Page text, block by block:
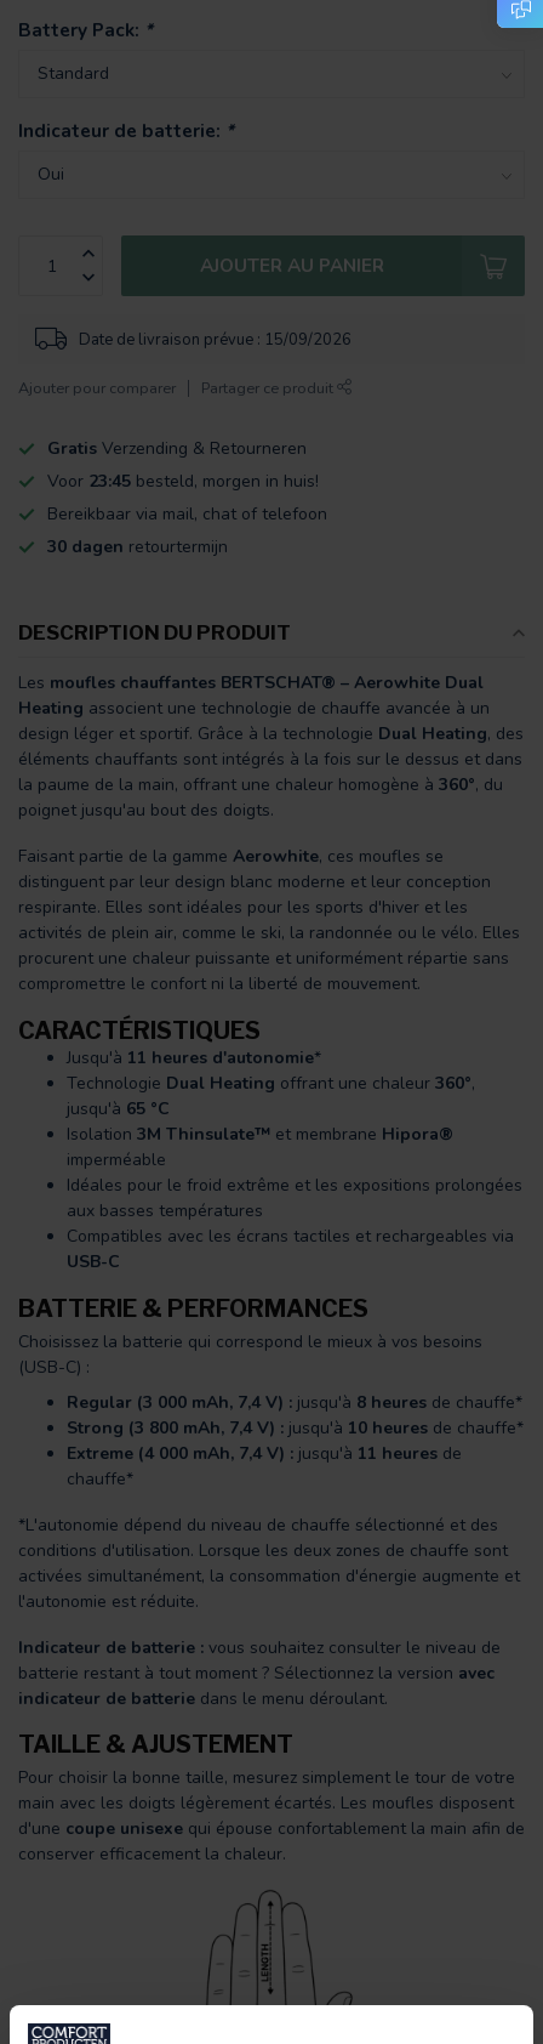
Battery Pack: *
Indicateur de batterie: *
AJOUTER AU PANIER
Date de livraison prévue : 15/09/2026
Ajouter pour comparer Partager ce produit
Gratis Verzending & Retourneren
Voor 23:45 besteld, morgen in huis!
Bereikbaar via mail, chat of telefoon
30 dagen retourtermijn
DESCRIPTION DU PRODUIT
Les moufles chauffantes BERTSCHAT® – Aerowhite Dual
Heating associent une technologie de chauffe avancée à un
design léger et sportif. Grâce à la technologie Dual Heating, des
éléments chauffants sont intégrés à la fois sur le dessus et dans
la paume de la main, offrant une chaleur homogène à 360°, du
poignet jusqu'au bout des doigts.
Faisant partie de la gamme Aerowhite, ces moufles se
distinguent par leur design blanc moderne et leur conception
respirante. Elles sont idéales pour les sports d'hiver et les
activités de plein air, comme le ski, la randonnée ou le vélo. Elles
procurent une chaleur puissante et uniformément répartie sans
compromettre le confort ni la liberté de mouvement.
CARACTÉRISTIQUES
Jusqu'à 11 heures d'autonomie*
Technologie Dual Heating offrant une chaleur 360°,
jusqu'à 65 °C
Isolation 3M Thinsulate™ et membrane Hipora®
imperméable
Idéales pour le froid extrême et les expositions prolongées
aux basses températures
Compatibles avec les écrans tactiles et rechargeables via
USB-C
BATTERIE & PERFORMANCES
Choisissez la batterie qui correspond le mieux à vos besoins
(USB-C) :
Regular (3 000 mAh, 7,4 V) : jusqu'à 8 heures de chauffe*
Strong (3 800 mAh, 7,4 V) : jusqu'à 10 heures de chauffe*
Extreme (4 000 mAh, 7,4 V) : jusqu'à 11 heures de
chauffe*
*L'autonomie dépend du niveau de chauffe sélectionné et des
conditions d'utilisation. Lorsque les deux zones de chauffe sont
activées simultanément, la consommation d'énergie augmente et
l'autonomie est réduite.
Indicateur de batterie : vous souhaitez consulter le niveau de
batterie restant à tout moment ? Sélectionnez la version avec
indicateur de batterie dans le menu déroulant.
TAILLE & AJUSTEMENT
Pour choisir la bonne taille, mesurez simplement le tour de votre
main avec les doigts légèrement écartés. Les moufles disposent
d'une coupe unisexe qui épouse confortablement la main afin de
conserver efficacement la chaleur.